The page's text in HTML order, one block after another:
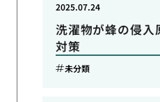
洗濯物が蜂の侵入
対策
2025.07.24
未分類